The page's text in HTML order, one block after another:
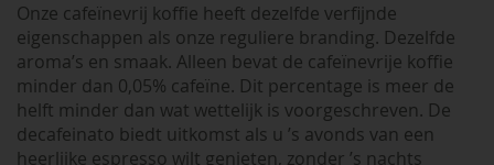
Onze cafeïnevrij koffie heeft dezelfde verfijnde
eigenschappen als onze reguliere branding. Dezelfde
aroma’s en smaak. Alleen bevat de cafeïnevrije koffie
minder dan 0,05% cafeïne. Dit percentage is meer de
helft minder dan wat wettelijk is voorgeschreven. De
decafeinato biedt uitkomst als u ’s avonds van een
heerlijke espresso wilt genieten, zonder ’s nachts